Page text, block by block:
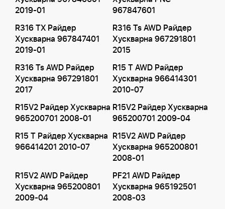
2019-01
967847601
R316 TX Райдер
Хускварна 967847401
2019-01
R316 Ts AWD Райдер
Хускварна 967291801
2015
R316 Ts AWD Райдер
Хускварна 967291801
2017
R15 T AWD Райдер
Хускварна 966414301
2010-07
R15V2 Райдер Хускварна
965200701 2008-01
R15V2 Райдер Хускварна
965200701 2009-04
R15 T Райдер Хускварна
966414201 2010-07
R15V2 AWD Райдер
Хускварна 965200801
2008-01
R15V2 AWD Райдер
Хускварна 965200801
2009-04
PF21 AWD Райдер
Хускварна 965192501
2008-03